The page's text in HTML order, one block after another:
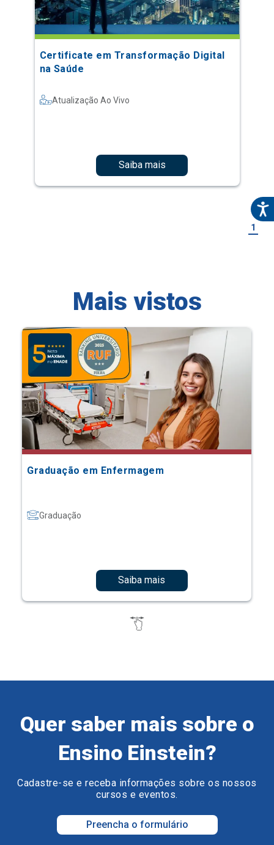
Certificate em Transformação Digital
na Saúde
Atualização Ao Vivo
Saiba mais
1
Mais vistos
Graduação em Enfermagem
Graduação
Saiba mais
Quer saber mais sobre o
Ensino Einstein?
Cadastre-se e receba informações sobre os nossos
cursos e eventos.
Preencha o formulário